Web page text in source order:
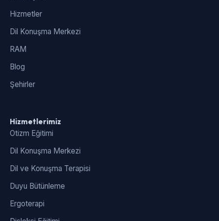
Hizmetler
Dil Konuşma Merkezi
RAM
Blog
Şehirler
Hizmetlerimiz
Otizm Eğitimi
Dil Konuşma Merkezi
Dil ve Konuşma Terapisi
Duyu Bütünleme
Ergoterapi